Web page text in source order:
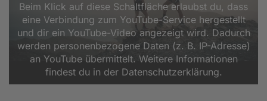
Beim Klick auf diese Schaltfläche erlaubst du, dass
eine Verbindung zum YouTube-Service hergestellt
und dir ein YouTube-Video angezeigt wird. Dadurch
werden personenbezogene Daten (z. B. IP-Adresse)
an YouTube übermittelt. Weitere Informationen
findest du in der Datenschutzerklärung.